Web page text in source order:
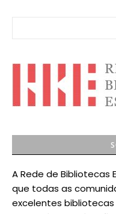
A Rede de Bibliotecas
que todas as
excelentes